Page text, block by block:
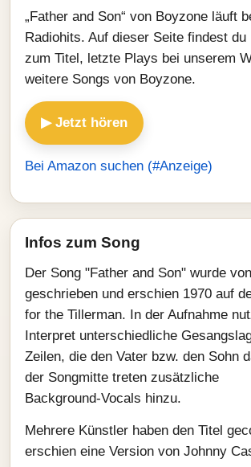
„Father and Son“ von Boyzone läuft
Radiohits. Auf dieser Seite findest du
zum Titel, letzte Plays bei unserem
weitere Songs von Boyzone.
▶ Jetzt hören
Bei Amazon suchen (#Anzeige)
Infos zum Song
Der Song "Father and Son" wurde
geschrieben und erschien 1970 auf
for the Tillerman. In der Aufnahme
Interpret unterschiedliche
Zeilen, die den Vater bzw. den Sohn
der Songmitte treten zusätzliche
Background‑Vocals hinzu.
Mehrere Künstler haben den Titel
erschien eine Version von Johnny